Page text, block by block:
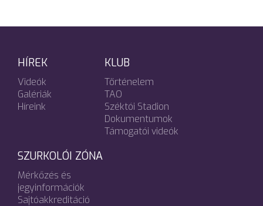
HÍREK
Videók
Galériák
Híreink
KLUB
Történelem
TAO
Széktói Stadion
Dokumentumok
Támogatói videók
SZURKOLÓI ZÓNA
Mérkőzés és
jegyinformációk
Sajtóakkreditáció